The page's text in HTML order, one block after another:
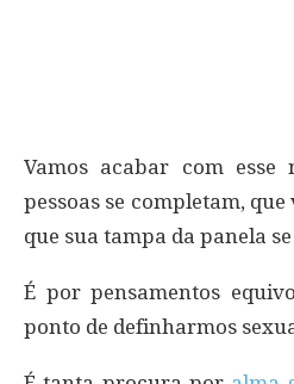
Vamos acabar com esse
pessoas se completam,
que sua tampa da panela
É por pensamentos
ponto de definharmos